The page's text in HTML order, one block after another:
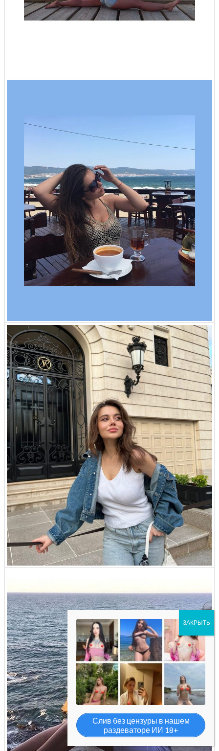
Слив без цензуры в нашем
раздеваторе ИИ 18+